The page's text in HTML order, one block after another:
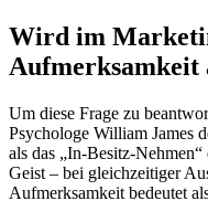
Wird im
Aufmerksamkeit
Um diese Frage zu
Psychologe William James
als das „In-Besitz-
Geist – bei gleichzeitiger
Aufmerksamkeit bedeutet